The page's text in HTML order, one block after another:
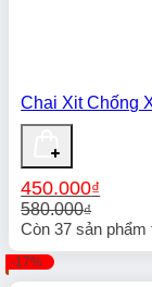
Chai Xit Chống
580.000₫
Giá
là:
450.000₫
Giá
tại
Còn37 sản phẩm
-17%